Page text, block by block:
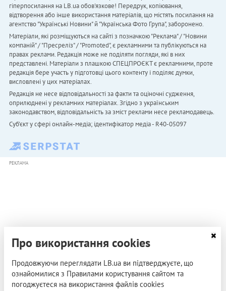
гіперпосилання на LB.ua обов'язкове! Передрук, копіювання,
відтворення або інше використання матеріалів, що містять посилання на
агентство "Українськi Новини" й "Українська Фото Група", заборонено.
Матеріали, які розміщуються на сайті з позначкою "Реклама" / "Новини
компаній" / "Пресреліз" / "Promoted", є рекламними та публікуються на
правах реклами. Редакція може не поділяти погляди, які в них
представлені. Матеріали з плашкою СПЕЦПРОЄКТ є рекламними, проте
редакція бере участь у підготовці цього контенту і поділяє думки,
висловлені у цих матеріалах.
Редакція не несе відповідальності за факти та оціночні судження,
оприлюднені у рекламних матеріалах. Згідно з українським
законодавством, відповідальність за зміст реклами несе рекламодавець.
Cуб'єкт у сфері онлайн-медіа; ідентифікатор медіа - R40-05097
РЕКЛАМА
Про використання cookies
Продовжуючи переглядати LB.ua ви підтверджуєте, що
ознайомилися з Правилами користування сайтом та
погоджуєтеся на використання файлів cookies